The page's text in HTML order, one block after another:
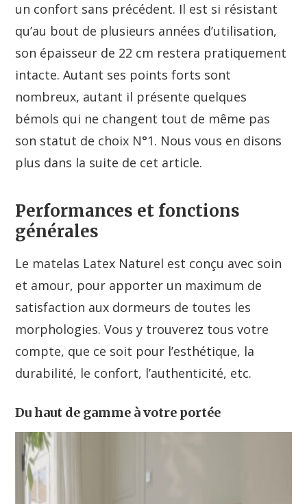
un confort sans précédent. Il est si résistant
qu’au bout de plusieurs années d’utilisation,
son épaisseur de 22 cm restera pratiquement
intacte. Autant ses points forts sont
nombreux, autant il présente quelques
bémols qui ne changent tout de même pas
son statut de choix N°1. Nous vous en disons
plus dans la suite de cet article.
Performances et fonctions
générales
Le matelas Latex Naturel est conçu avec soin
et amour, pour apporter un maximum de
satisfaction aux dormeurs de toutes les
morphologies. Vous y trouverez tous votre
compte, que ce soit pour l’esthétique, la
durabilité, le confort, l’authenticité, etc.
Du haut de gamme à votre portée